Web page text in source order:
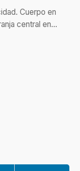
Cuerpo en
central en...